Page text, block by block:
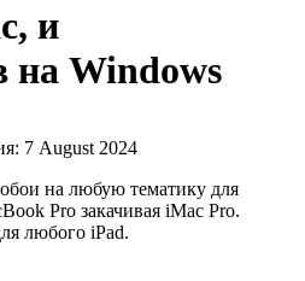
и
на Windows
7 August 2024
на любую тематику для
Pro закачивая iMac Pro.
любого iPad.